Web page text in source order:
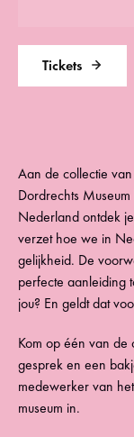
Tickets
Aan de collectie
Dordrechts
Nederland ontdek
verzet hoe we in
gelijkheid. De
perfecte aanleiding
jou? En geldt dat
Kom op één van
gesprek en een
medewerker van
museum in.